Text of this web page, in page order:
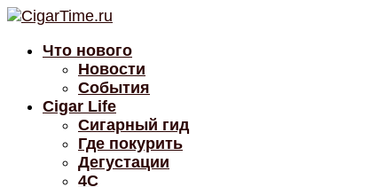
Что нового
Новости
События
Cigar Life
Сигарный гид
Где покурить
Дегустации
4C